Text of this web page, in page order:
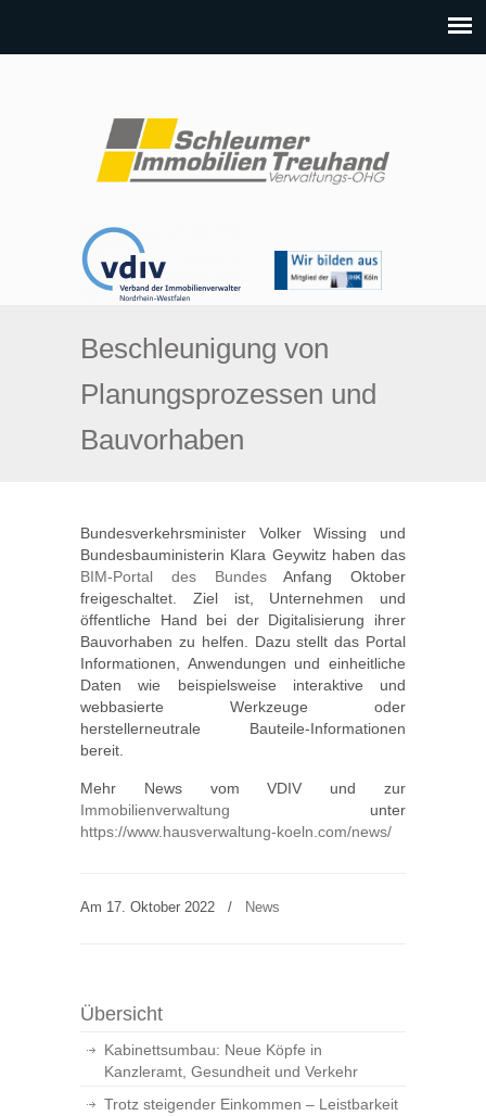
Beschleunigung von
Planungsprozessen und
Bauvorhaben
Bundesverkehrsminister Volker Wissing und
Bundesbauministerin Klara Geywitz haben das
BIM-Portal des BundesAnfang Oktober
freigeschaltet. Ziel ist, Unternehmen und
öffentliche Hand bei der Digitalisierung ihrer
Bauvorhaben zu helfen. Dazu stellt das Portal
Informationen, Anwendungen und einheitliche
Daten wie beispielsweise interaktive und
webbasierte Werkzeuge oder
herstellerneutrale Bauteile-Informationen
bereit.
Mehr News vom VDIV und zur
Immobilienverwaltung unter
https://www.hausverwaltung-koeln.com/news/
Am 17. Oktober 2022 / News
Übersicht
Kabinettsumbau: Neue Köpfe in
Kanzleramt, Gesundheit und Verkehr
Trotz steigender Einkommen – Leistbarkeit